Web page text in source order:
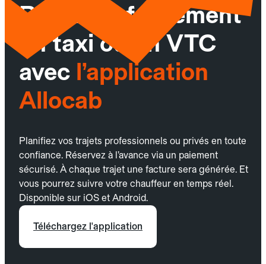
Réservez facilement
un taxi ou un VTC
avec l’application
Allocab
Planifiez vos trajets professionnels ou privés en toute
confiance. Réservez à l’avance via un paiement
sécurisé. À chaque trajet une facture sera générée. Et
vous pourrez suivre votre chauffeur en temps réel.
Disponible sur iOS et Android.
Téléchargez l'application